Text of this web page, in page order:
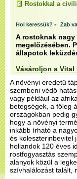
Rostokkal a
Hol keressük? - Zab
A rostoknak
megelőzésében.
állapotok
Vásároljon a Vital
A növényi eredetű
szembeni védő
vagy például az
betegségek, a főleg
országokban pedig
hogy a növényi
inkább írható a
és koleszterinbevitel
hollandok 120 éves
rostfogyasztás
alanyok közül a
szívhalálozást talált,